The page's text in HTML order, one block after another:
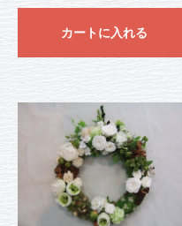
カートに入れる